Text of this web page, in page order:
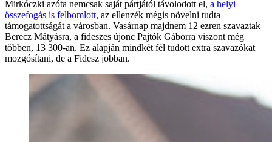
Mirkóczki azóta nemcsak saját pártjától távolodott el, a helyi
összefogás is felbomlott, az ellenzék mégis növelni tudta
támogatottságát a városban. Vasárnap majdnem 12 ezren szavaztak
Berecz Mátyásra, a fideszes újonc Pajtók Gáborra viszont még
többen, 13 300-an. Ez alapján mindkét fél tudott extra szavazókat
mozgósítani, de a Fidesz jobban.